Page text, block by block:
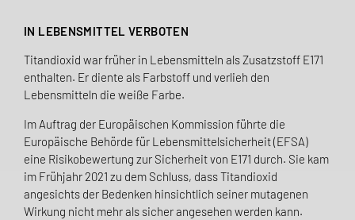
IN LEBENSMITTEL VERBOTEN
Titandioxid war früher in Lebensmitteln als Zusatzstoff E171
enthalten. Er diente als Farbstoff und verlieh den
Lebensmitteln die weiße Farbe.
Im Auftrag der Europäischen Kommission führte die
Europäische Behörde für Lebensmittelsicherheit (EFSA)
eine Risikobewertung zur Sicherheit von E171 durch. Sie kam
im Frühjahr 2021 zu dem Schluss, dass Titandioxid
angesichts der Bedenken hinsichtlich seiner mutagenen
Wirkung nicht mehr als sicher angesehen werden kann.